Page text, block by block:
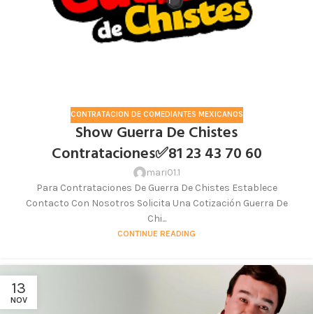
CONTRATACION DE COMEDIANTES MEXICANOS
Show Guerra De Chistes
Contrataciones✅81 23 43 70 60
mari01.1
Para Contrataciones De Guerra De Chistes Establece
Contacto Con Nosotros Solicita Una Cotización Guerra De
Chi...
CONTINUE READING
13
NOV